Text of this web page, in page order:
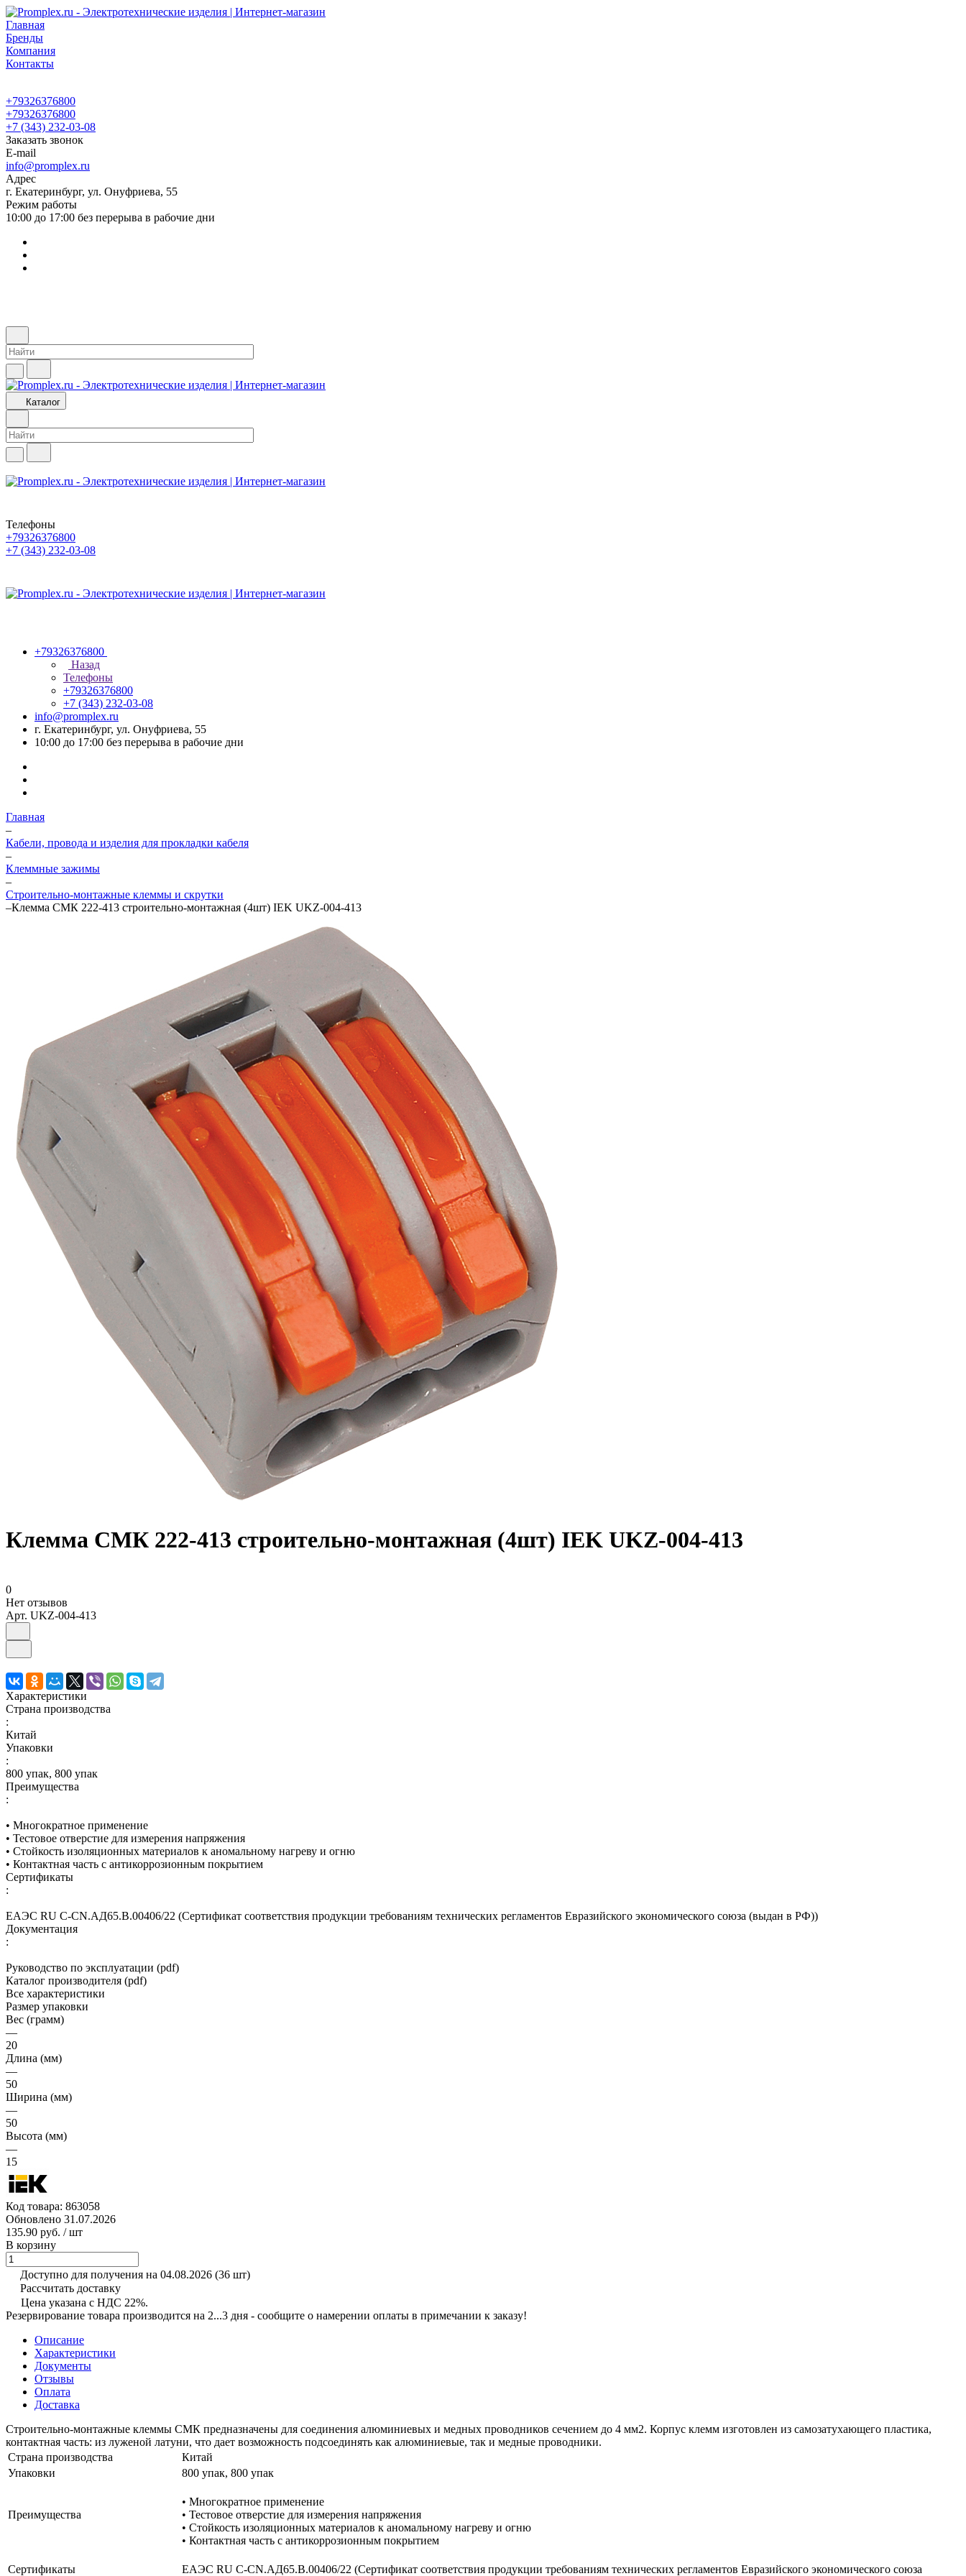
Главная
Бренды
Компания
Контакты
+79326376800
+79326376800
+7 (343) 232-03-08
Заказать звонок
E-mail
info@promplex.ru
Адрес
г. Екатеринбург, ул. Онуфриева, 55
Режим работы
10:00 до 17:00 без перерыва в рабочие дни
Каталог
Телефоны
+79326376800
+7 (343) 232-03-08
+79326376800
Назад
Телефоны
+79326376800
+7 (343) 232-03-08
info@promplex.ru
г. Екатеринбург, ул. Онуфриева, 55
10:00 до 17:00 без перерыва в рабочие дни
Главная
–
Кабели, провода и изделия для прокладки кабеля
–
Клеммные зажимы
–
Строительно-монтажные клеммы и скрутки
–Клемма СМК 222-413 строительно-монтажная (4шт) IEK UKZ-004-413
Клемма СМК 222-413 строительно-монтажная (4шт) IEK UKZ-004-413
0
Нет отзывов
Арт. UKZ-004-413
Характеристики
Страна производства
:
Китай
Упаковки
:
800 упак, 800 упак
Преимущества
:
• Многократное применение
• Тестовое отверстие для измерения напряжения
• Стойкость изоляционных материалов к аномальному нагреву и огню
• Контактная часть с антикоррозионным покрытием
Сертификаты
:
ЕАЭС RU С-CN.АД65.В.00406/22 (Сертификат соответствия продукции требованиям технических регламентов Евразийского экономического союза (выдан в РФ))
Документация
:
Руководство по эксплуатации (pdf)
Каталог производителя (pdf)
Все характеристики
Размер упаковки
Вес (грамм)
—
20
Длина (мм)
—
50
Ширина (мм)
—
50
Высота (мм)
—
15
Код товара: 863058
Обновлено 31.07.2026
135.90 руб. / шт
В корзину
Доступно для получения на 04.08.2026 (36 шт)
Рассчитать доставку
Цена указана с НДС 22%.
Резервирование товара производится на 2...3 дня - сообщите о намерении оплаты в примечании к заказу!
Описание
Характеристики
Документы
Отзывы
Оплата
Доставка
Строительно-монтажные клеммы СМК предназначены для соединения алюминиевых и медных проводников сечением до 4 мм2. Корпус клемм изготовлен из самозатухающего пластика,
контактная часть: из луженой латуни, что дает возможность подсоединять как алюминиевые, так и медные проводники.
Страна производства
Китай
Упаковки
800 упак, 800 упак
Преимущества
• Многократное применение
• Тестовое отверстие для измерения напряжения
• Стойкость изоляционных материалов к аномальному нагреву и огню
• Контактная часть с антикоррозионным покрытием
Сертификаты
ЕАЭС RU С-CN.АД65.В.00406/22 (Сертификат соответствия продукции требованиям технических регламентов Евразийского экономического союза